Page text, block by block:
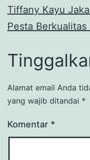
Tiffany Kayu
Pesta Berkualitas
Alamat email Anda
yang wajib ditandai *
Komentar *